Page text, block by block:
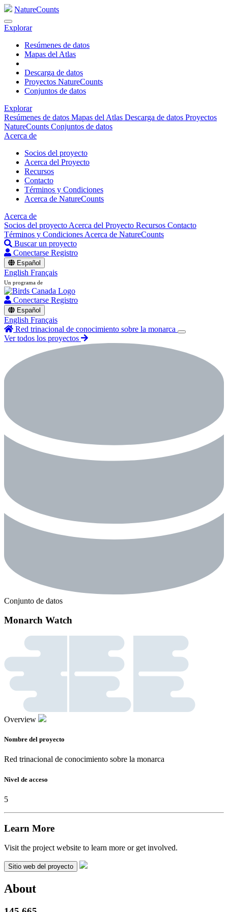
NatureCounts
Explorar
Resúmenes de datos
Mapas del Atlas
Descarga de datos
Proyectos NatureCounts
Conjuntos de datos
Explorar
Resúmenes de datos Mapas del Atlas Descarga de datos Proyectos
NatureCounts Conjuntos de datos
Acerca de
Socios del proyecto
Acerca del Proyecto
Recursos
Contacto
Términos y Condiciones
Acerca de NatureCounts
Acerca de
Socios del proyecto Acerca del Proyecto Recursos Contacto
Términos y Condiciones Acerca de NatureCounts
Buscar un proyecto
Conectarse Registro
Español
English Français
Un programa de
Conectarse Registro
Español
English Français
Red trinacional de conocimiento sobre la monarca
Ver todos los proyectos
Conjunto de datos
Monarch Watch
Overview
Nombre del proyecto
Red trinacional de conocimiento sobre la monarca
Nivel de acceso
5
Learn More
Visit the project website to learn more or get involved.
Sitio web del proyecto
About